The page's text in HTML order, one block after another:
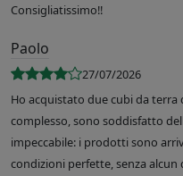
Consigliatissimo!!
Paolo
27/07/2026
Ho acquistato due cubi da terra
complesso, sono soddisfatto
impeccabile: i prodotti sono
condizioni perfette, senza